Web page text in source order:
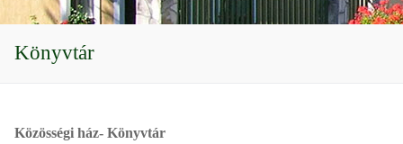
Könyvtár
Közösségi ház- Könyvtár